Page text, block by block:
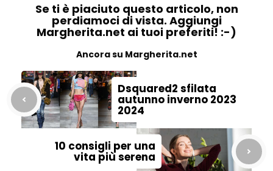
Se ti è piaciuto questo articolo, non
perdiamoci di vista. Aggiungi
Margherita.net ai tuoi preferiti! :-)
Ancora su Margherita.net
Dsquared2 sfilata
autunno inverno 2023
2024
10 consigli per una
vita più serena